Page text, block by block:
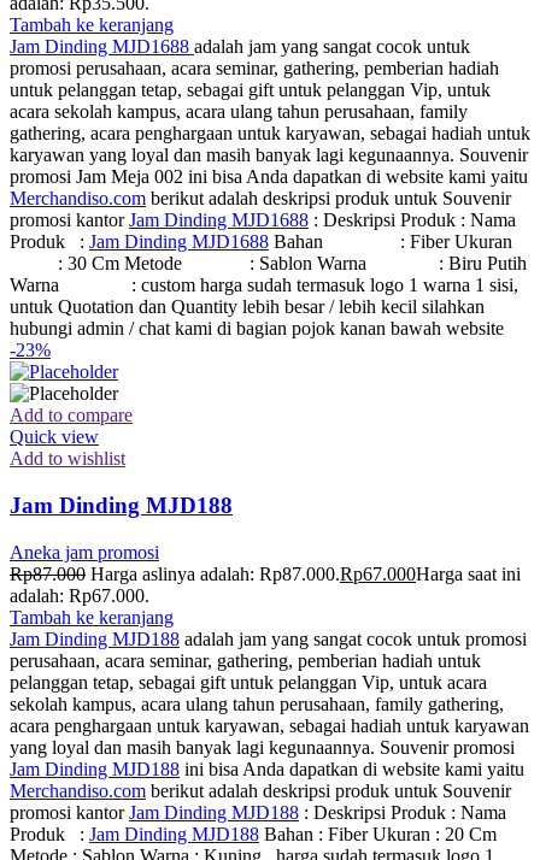
Tambah ke keranjang
Jam Dinding MJD1688 adalah jam yang sangat cocok untuk
promosi perusahaan, acara seminar, gathering, pemberian hadiah
untuk pelanggan tetap, sebagai gift untuk pelanggan Vip, untuk
acara sekolah kampus, acara ulang tahun perusahaan, family
gathering, acara penghargaan untuk karyawan, sebagai hadiah untuk
karyawan yang loyal dan masih banyak lagi kegunaannya. Souvenir
promosi Jam Meja 002 ini bisa Anda dapatkan di website kami yaitu
Merchandiso.com berikut adalah deskripsi produk untuk Souvenir
promosi kantorJam Dinding MJD1688 : Deskripsi Produk : Nama
Produk : Jam Dinding MJD1688 Bahan : Fiber Ukuran
: 30 Cm Metode : Sablon Warna : Biru Putih
Warna : custom harga sudah termasuk logo 1 warna 1 sisi,
untuk Quotation dan Quantity lebih besar / lebih kecil silahkan
hubungi admin / chat kami di bagian pojok kanan bawah website
-23%
Add to compare
Quick view
Add to wishlist
Jam Dinding MJD188
Aneka jam promosi
Rp87.000 Harga aslinya adalah: Rp87.000.Rp67.000Harga saat ini
adalah: Rp67.000.
Tambah ke keranjang
Jam Dinding MJD188 adalah jam yang sangat cocok untuk promosi
perusahaan, acara seminar, gathering, pemberian hadiah untuk
pelanggan tetap, sebagai gift untuk pelanggan Vip, untuk acara
sekolah kampus, acara ulang tahun perusahaan, family gathering,
acara penghargaan untuk karyawan, sebagai hadiah untuk karyawan
yang loyal dan masih banyak lagi kegunaannya. Souvenir promosi
Jam Dinding MJD188 ini bisa Anda dapatkan di website kami yaitu
Merchandiso.com berikut adalah deskripsi produk untuk Souvenir
promosi kantorJam Dinding MJD188 : Deskripsi Produk : Nama
Produk : Jam Dinding MJD188 Bahan : Fiber Ukuran : 20 Cm
Metode : Sablon Warna : Kuning harga sudah termasuk logo 1